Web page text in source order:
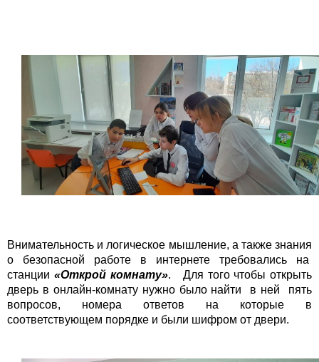
Внимательность и логическое мышление, а также знания
о безопасной работе в интернете требовались на
станции «Открой комнату». Для того чтобы открыть
дверь в онлайн-комнату нужно было найти в ней пять
вопросов, номера ответов на которые в
соответствующем порядке и были шифром от двери.